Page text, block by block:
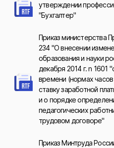
утверждении
"Бухгалтер"
Приказ министерства
234 "О внесении
образования и науки
декабря 2014 г. n 1601
времени (нормах
ставку заработной
и о порядке
педагогических
трудовом договоре"
Приказ Минтруда